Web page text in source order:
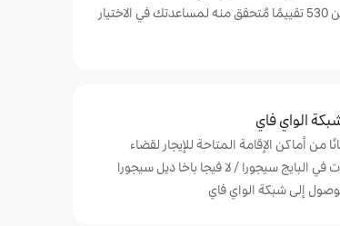
الواي فاي
من أماكن الإقامة المتاحة للإيجار لقضاء
في البايج سيجورا / لا فيجا باخا ديل سيجورا
إلى شبكة الواي فاي